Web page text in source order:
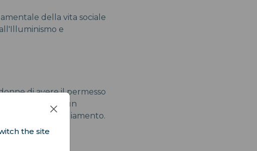
della vita sociale
e
di avere il permesso
Francese, era un
libertà di abbigliamento.
the site